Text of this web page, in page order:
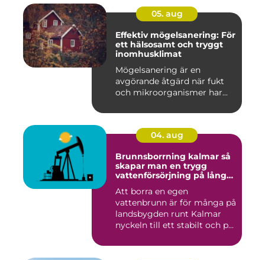
05. aug
Effektiv mögelsanering: För
ett hälsosamt och tryggt
inomhusklimat
Mögelsanering är en
avgörande åtgärd när fukt
och mikroorganismer har...
04. aug
Brunnsborrning kalmar så
skapar man en trygg
vattenförsörjning på lång
Att borra en egen
vattenbrunn är för många på
landsbygden runt Kalmar
nyckeln till ett stabilt och p...